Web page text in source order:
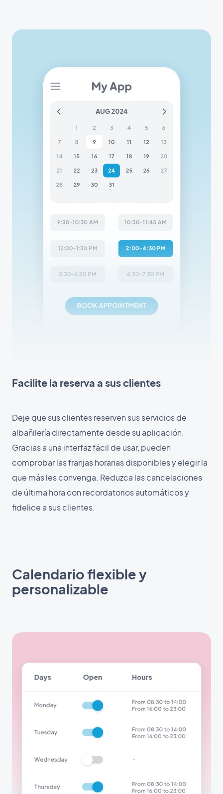
Facilite la reserva a sus clientes
Deje que sus clientes reserven sus servicios de
albañilería directamente desde su aplicación.
Gracias a una interfaz fácil de usar, pueden
comprobar las franjas horarias disponibles y elegir la
que más les convenga. Reduzca las cancelaciones
de última hora con recordatorios automáticos y
fidelice a sus clientes.
Calendario flexible y
personalizable